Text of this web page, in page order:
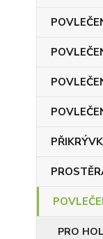
PRO